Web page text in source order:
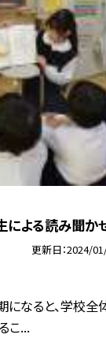
による読み聞か
更新日 2024/
期になると、学校
こ...